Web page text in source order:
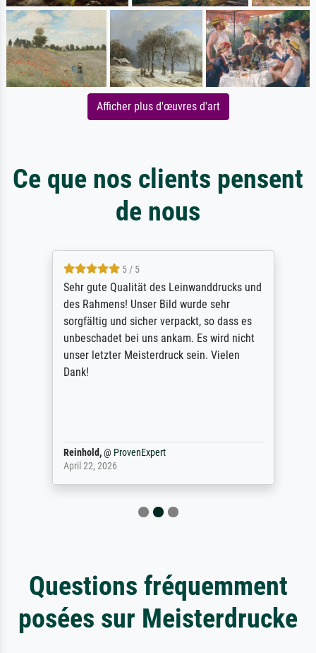
Afficher plus d'œuvres d'art
Ce que nos clients pensent
de nous
5 / 5
Sehr gute Qualität des Leinwanddrucks und
des Rahmens! Unser Bild wurde sehr
sorgfältig und sicher verpackt, so dass es
unbeschadet bei uns ankam. Es wird nicht
unser letzter Meisterdruck sein. Vielen
Dank!
Reinhold,@ProvenExpert
April 22, 2026
Questions fréquemment
posées sur Meisterdrucke